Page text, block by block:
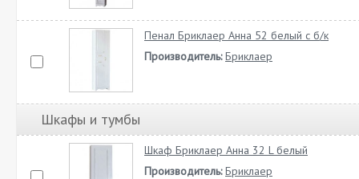
Пенал Бриклаер Анна 52 белый с б/к
Производитель: Бриклаер
Шкафы и тумбы
Шкаф Бриклаер Анна 32 L белый
Производитель: Бриклаер